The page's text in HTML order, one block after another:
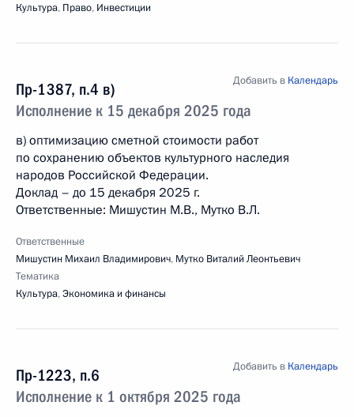
Культура, Право, Инвестиции
Пр-1387, п.4 в)
Исполнение к 15 декабря 2025 года
Добавить в Календарь
в) оптимизацию сметной стоимости работ
по сохранению объектов культурного наследия
народов Российской Федерации.
Доклад – до 15 декабря 2025 г.
Ответственные: Мишустин М.В., Мутко В.Л.
Ответственные
Мишустин Михаил Владимирович, Мутко Виталий Леонтьевич
Тематика
Культура,Экономика и финансы
Пр-1223, п.6
Исполнение к 1 октября 2025 года
Добавить в Календарь